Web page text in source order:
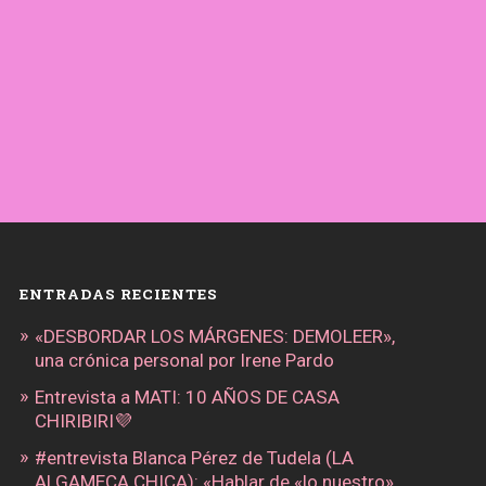
ENTRADAS RECIENTES
«DESBORDAR LOS MÁRGENES: DEMOLEER»,
una crónica personal por Irene Pardo
Entrevista a MATI: 10 AÑOS DE CASA
CHIRIBIRI💜
#entrevista Blanca Pérez de Tudela (LA
ALGAMECA CHICA): «Hablar de «lo nuestro»